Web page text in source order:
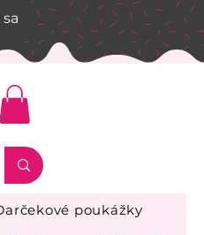
poukážky